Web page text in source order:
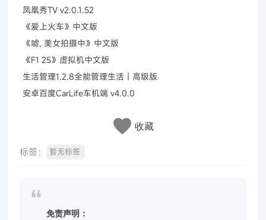
凤凰秀TV v2.0.1.52
《爱上火车》中文版
《嘘, 美女拍摄中》中文版
《F1 25》虚拟机中文版
生活管理1.2.8全能管理生活｜高级版
安卓百度CarLife车机端 v4.0.0
收藏
标签： 暂无标签
免责声明：